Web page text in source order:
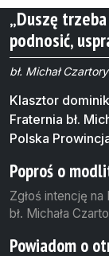
„Duszę
podnosić,
bł. Michał
Klasztor
Fraternia bł.
Polska
Poproś o
Zgłoś intencję
bł. Michała
Powiadom o